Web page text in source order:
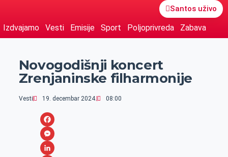
Santos uživo
Izdvajamo Vesti Emisije Sport Poljoprivreda Zabava
Novogodišnji koncert
Zrenjaninske filharmonije
Vesti 19. decembar 2024. 08:00
F
aM